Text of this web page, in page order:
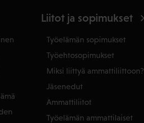
Liitot ja sopimukset
Työelämän sopimukset
Työehtosopimukset
Miksi liittyä ammattiliittoon?
Jäsenedut
Ammattiliitot
Työelämän ammattilaiset